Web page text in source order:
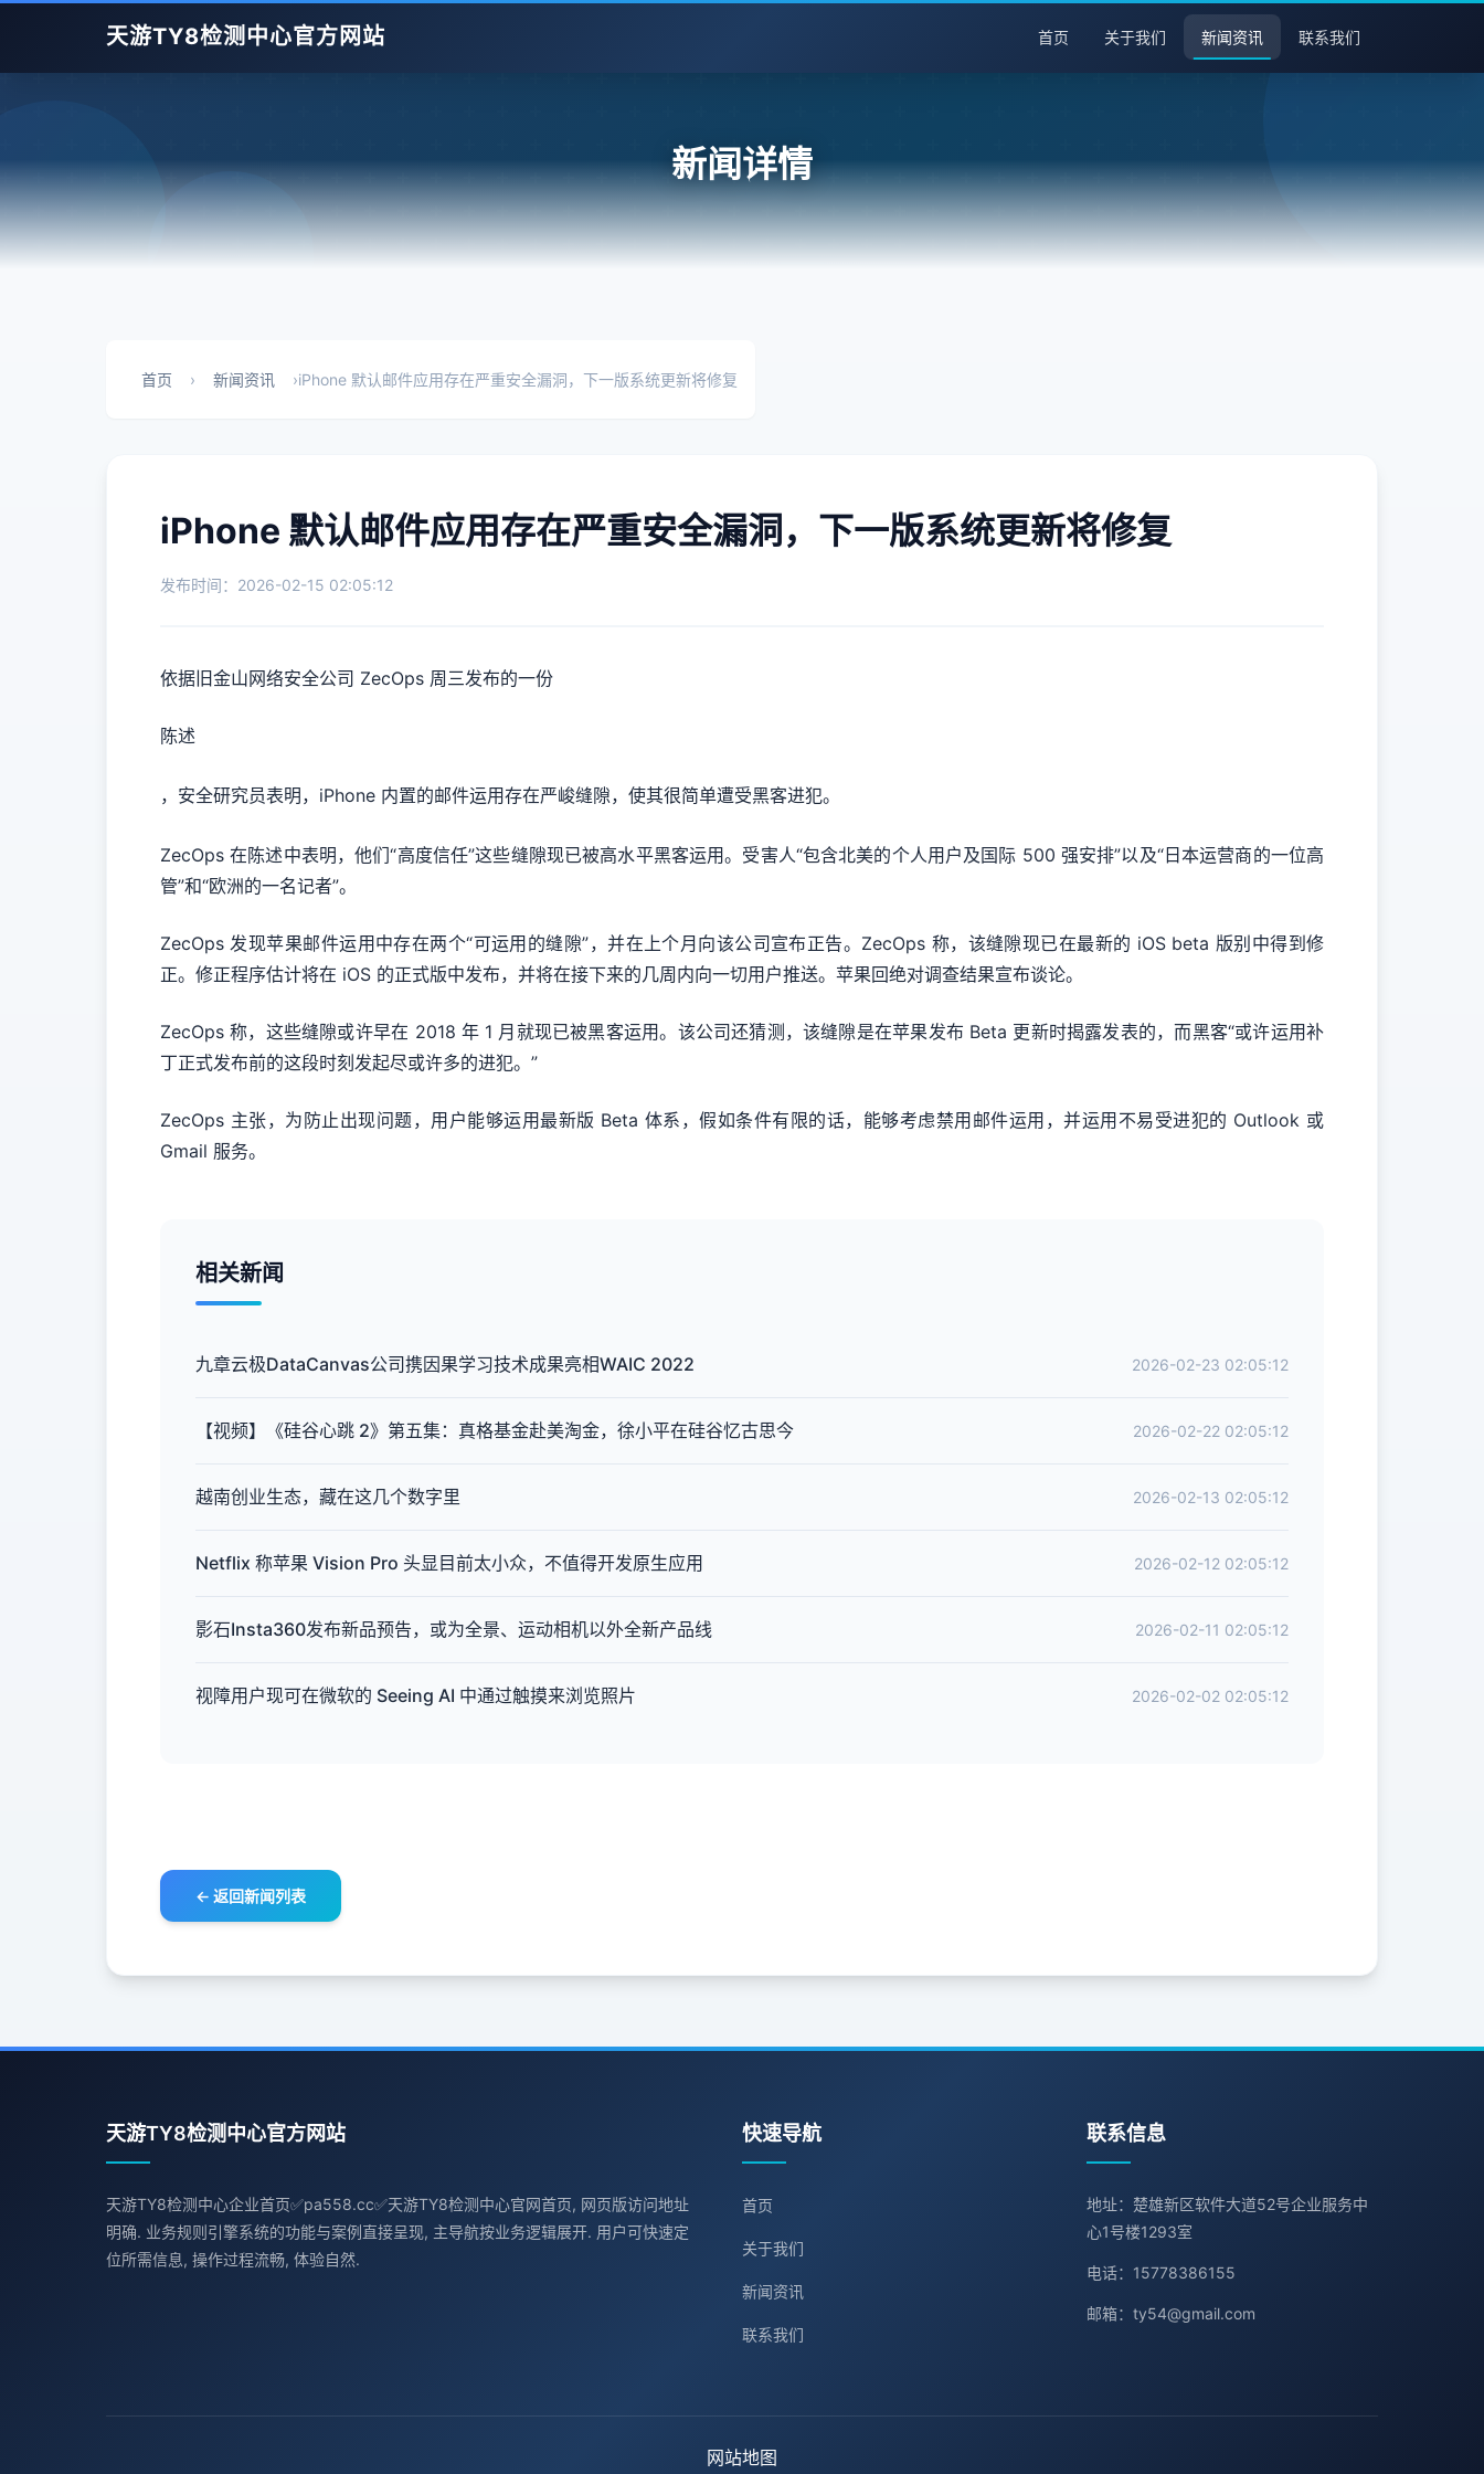
天游TY8检测中心官方网站 首页 关于我们 新闻资讯 联系我们
新闻详情
首页 › 新闻资讯 ›iPhone 默认邮件应用存在严重安全漏洞，下一版系统更新将修复
iPhone 默认邮件应用存在严重安全漏洞，下一版系统更新将修复
发布时间：2026-02-15 02:05:12
依据旧金山网络安全公司 ZecOps 周三发布的一份
陈述
，安全研究员表明，iPhone 内置的邮件运用存在严峻缝隙，使其很简单遭受黑客进犯。
ZecOps 在陈述中表明，他们“高度信任”这些缝隙现已被高水平黑客运用。受害人“包含北美的个人用户及国际 500 强安排”以及“日本运营商的一位高
管”和“欧洲的一名记者”。
ZecOps 发现苹果邮件运用中存在两个“可运用的缝隙”，并在上个月向该公司宣布正告。ZecOps 称，该缝隙现已在最新的 iOS beta 版别中得到修
正。修正程序估计将在 iOS 的正式版中发布，并将在接下来的几周内向一切用户推送。苹果回绝对调查结果宣布谈论。
ZecOps 称，这些缝隙或许早在 2018 年 1 月就现已被黑客运用。该公司还猜测，该缝隙是在苹果发布 Beta 更新时揭露发表的，而黑客“或许运用补
丁正式发布前的这段时刻发起尽或许多的进犯。”
ZecOps 主张，为防止出现问题，用户能够运用最新版 Beta 体系，假如条件有限的话，能够考虑禁用邮件运用，并运用不易受进犯的 Outlook 或
Gmail 服务。
相关新闻
九章云极DataCanvas公司携因果学习技术成果亮相WAIC 2022 2026-02-23 02:05:12
【视频】《硅谷心跳 2》第五集：真格基金赴美淘金，徐小平在硅谷忆古思今 2026-02-22 02:05:12
越南创业生态，藏在这几个数字里 2026-02-13 02:05:12
Netflix 称苹果 Vision Pro 头显目前太小众，不值得开发原生应用 2026-02-12 02:05:12
影石Insta360发布新品预告，或为全景、运动相机以外全新产品线 2026-02-11 02:05:12
视障用户现可在微软的 Seeing AI 中通过触摸来浏览照片 2026-02-02 02:05:12
← 返回新闻列表
天游TY8检测中心官方网站
天游TY8检测中心企业首页✅pa558.cc✅天游TY8检测中心官网首页, 网页版访问地址
明确. 业务规则引擎系统的功能与案例直接呈现, 主导航按业务逻辑展开. 用户可快速定
位所需信息, 操作过程流畅, 体验自然.
快速导航
首页
关于我们
新闻资讯
联系我们
联系信息
地址：楚雄新区软件大道52号企业服务中
心1号楼1293室
电话：15778386155
邮箱：ty54@gmail.com
网站地图